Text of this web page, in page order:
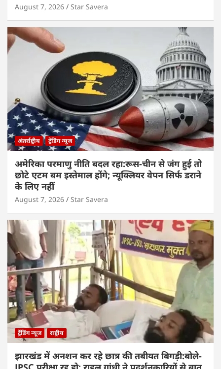
August 7, 2026 Star Savera
अंतर्राष्ट्रीय ट्रेंडिंग न्यूज
अमेरिका परमाणु नीति बदल रहा:रूस-चीन से जंग हुई तो
छोटे एटम बम इस्तेमाल होंगे; न्यूक्लियर वेपन सिर्फ डराने
के लिए नहीं
August 7, 2026 Star Savera
ट्रेंडिंग न्यूज राष्ट्रीय
झारखंड में अनशन कर रहे छात्र की तबीयत बिगड़ी:बोले-